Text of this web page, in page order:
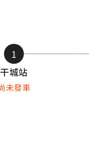
1
干城站
未發車